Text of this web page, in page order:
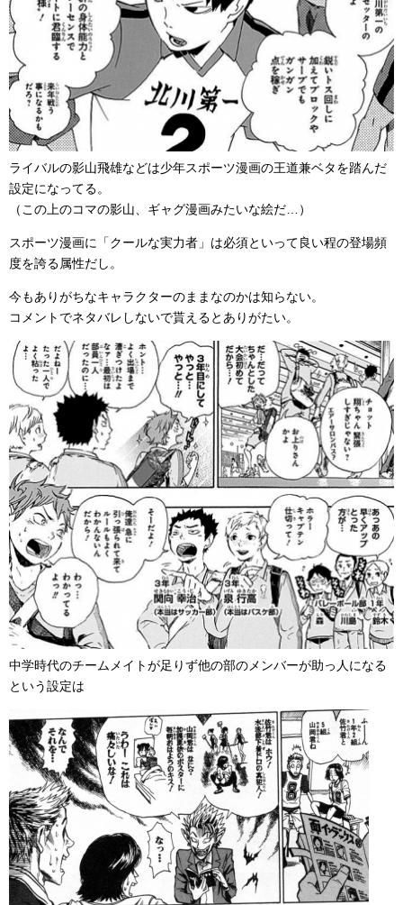
ライバルの影山飛雄などは少年スポーツ漫画の王道兼ベタを踏んだ
設定になってる。
（この上のコマの影山、ギャグ漫画みたいな絵だ…）
スポーツ漫画に「クールな実力者」は必須といって良い程の登場頻
度を誇る属性だし。
今もありがちなキャラクターのままなのかは知らない。
コメントでネタバレしないで貰えるとありがたい。
中学時代のチームメイトが足りず他の部のメンバーが助っ人になる
という設定は